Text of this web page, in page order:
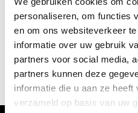
personaliseren, om functies
en om ons websiteverkeer
informatie over uw gebruik
partners voor social media,
partners kunnen deze
informatie die u aan ze
verzameld op basis van uw
Stichting Oer-IJ organiseert een
toekomstige Oer-IJ gidsen. Een
kenmerken en de geschiedenis
aan geïnteresseerden via
de stichting is om mensen meer
geïnteresseerd te maken van
1 min